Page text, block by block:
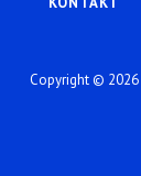
Copyright © 2026